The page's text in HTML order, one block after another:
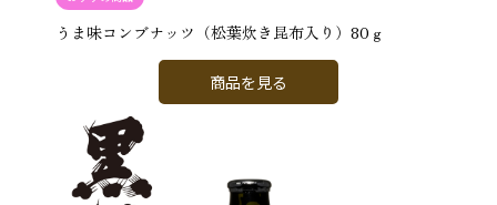
うま味コンブナッツ（松葉炊き昆布入り）80ｇ
商品を見る